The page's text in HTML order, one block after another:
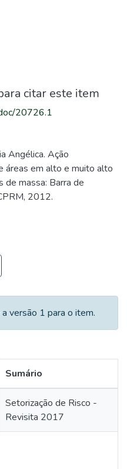
citar este item
20726.1
Angélica. Ação
áreas em alto e muito alto
de massa: Barra de
2012.
versão 1 para o item.
Sumário
Setorização de Risco -
Revisita 2017